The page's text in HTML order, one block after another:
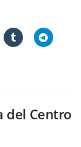
del Centro